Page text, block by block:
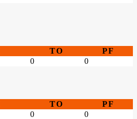
TO
PF
0 0
TO
PF
0 0